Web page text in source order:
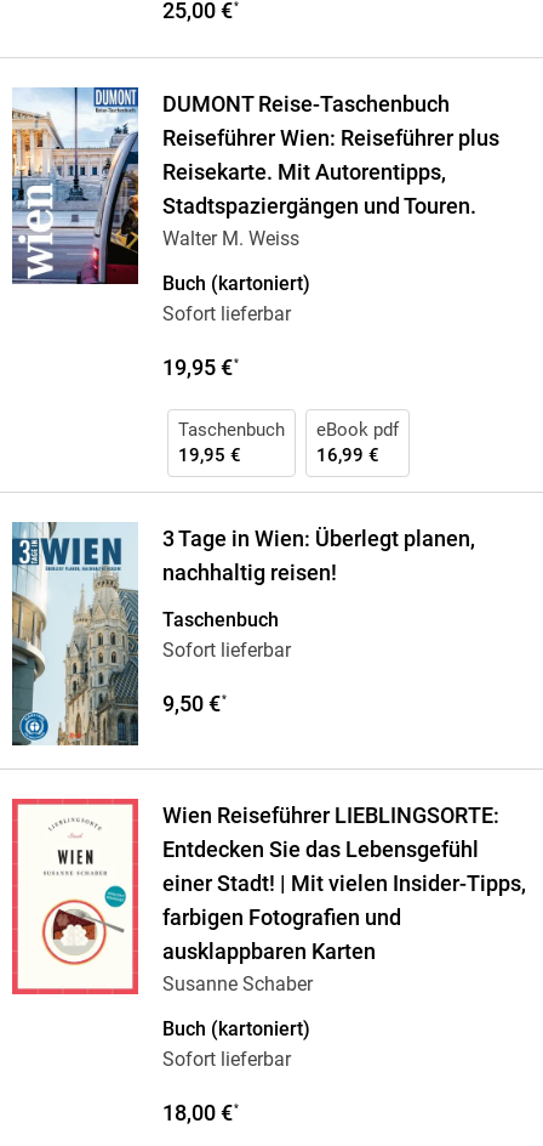
25,00 €*
DUMONT Reise-Taschenbuch
Reiseführer Wien: Reiseführer plus
Reisekarte. Mit Autorentipps,
Stadtspaziergängen und Touren.
Walter M. Weiss
Buch (kartoniert)
Sofort lieferbar
19,95 €*
Taschenbuch
19,95 €
eBook pdf
16,99 €
3 Tage in Wien: Überlegt planen,
nachhaltig reisen!
Taschenbuch
Sofort lieferbar
9,50 €*
Wien Reiseführer LIEBLINGSORTE:
Entdecken Sie das Lebensgefühl
einer Stadt! | Mit vielen Insider-Tipps,
farbigen Fotografien und
ausklappbaren Karten
Susanne Schaber
Buch (kartoniert)
Sofort lieferbar
18,00 €*